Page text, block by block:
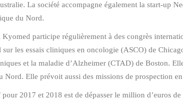
La société accompagne également la start-up
du Nord.
Kyomed participe régulièrement à des congrès
les essais cliniques en oncologie (ASCO) de
et la maladie d’Alzheimer (CTAD) de Boston.
Nord. Elle prévoit aussi des missions de prospection
2017 et 2018 est de dépasser le million d’euros